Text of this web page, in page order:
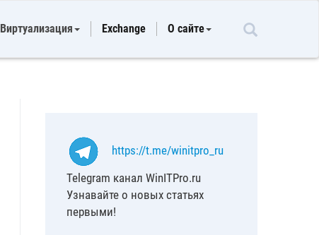
Виртуализация Exchange О сайте
https://t.me/winitpro_ru
Telegram канал WinITPro.ru
Узнавайте о новых статьях
первыми!